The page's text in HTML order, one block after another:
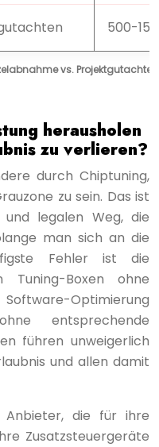
vs.
500-
herausholen
zu verlieren?
durch Chiptuning,
zu sein. Das ist
legalen Weg, die
man sich an die
Fehler ist die
Tuning-Boxen ohne
Optimierung
entsprechende
führen unweigerlich
und allen damit
die für ihre
Zusatzsteuergeräte